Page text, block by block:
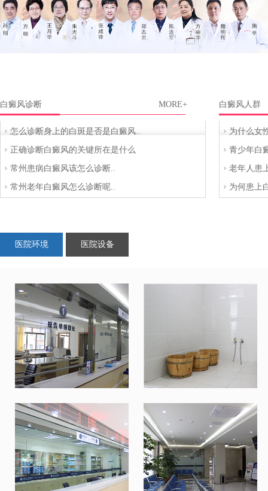
白癜风诊断 MORE+
怎么诊断身上的白斑是否是白癜风..
正确诊断白癜风的关键所在是什么
呢..
常州患病白癜风该怎么诊断..
常州老年白癜风怎么诊断呢..
白癜风人群
为什么女
青少年白
老年人患
为何患上
医院环境 医院设备